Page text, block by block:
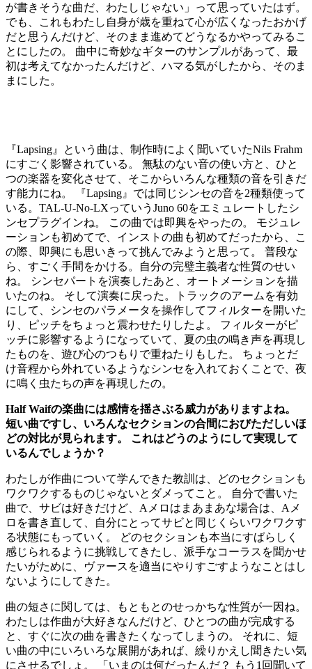
が書きそうな曲だ、わたしじゃない」って思っていたはず。
でも、これもわたし自身が歳を重ねて心が広くなったおかげ
だと思うんだけど、そのまま進めてどうなるかやってみるこ
とにしたの。 曲中に奇妙なギターのサンプルがあって、最
初は考えてなかったんだけど、ハマる気がしたから、そのま
まにした。
『Lapsing』という曲は、制作時によく聞いていたNils Frahm
にすごく影響されている。 無駄のない音の使い方と、ひと
つの楽器を変化させて、そこからいろんな種類の音を引きだ
す能力にね。 『Lapsing』では同じシンセの音を2種類使って
いる。TAL-U-No-LXっていうJuno 60をエミュレートしたシ
ンセプラグインね。 この曲では即興をやったの。 モジュレ
ーションも初めてで、インストの曲も初めてだったから、こ
の際、即興にも思いきって挑んでみようと思って。 普段な
ら、すごく手間をかける。自分の完璧主義者な性質のせい
ね。 シンセパートを演奏したあと、オートメーションを描
いたのね。 そして演奏に戻った。トラックのアームを有効
にして、シンセのパラメータを操作してフィルターを開いた
り、ピッチをちょっと震わせたりしたよ。 フィルターがピ
ッチに影響するようになっていて、夏の虫の鳴き声を再現し
たものを、遊び心のつもりで重ねたりもした。 ちょっとだ
け音程から外れているようなシンセを入れておくことで、夜
に鳴く虫たちの声を再現したの。
Half Waifの楽曲には感情を揺さぶる威力がありますよね。
短い曲ですし、いろんなセクションの合間におびただしいほ
どの対比が見られます。 これはどうのようにして実現して
いるんでしょうか？
わたしが作曲について学んできた教訓は、どのセクションも
ワクワクするものじゃないとダメってこと。 自分で書いた
曲で、サビは好きだけど、Aメロはまあまあな場合は、Aメ
ロを書き直して、自分にとってサビと同じくらいワクワクす
る状態にもっていく。 どのセクションも本当にすばらしく
感じられるように挑戦してきたし、派手なコーラスを聞かせ
たいがために、ヴァースを適当にやりすごすようなことはし
ないようにしてきた。
曲の短さに関しては、もともとのせっかちな性質が一因ね。
わたしは作曲が大好きなんだけど、ひとつの曲が完成する
と、すぐに次の曲を書きたくなってしまうの。 それに、短
い曲の中にいろいろな展開があれば、繰りかえし聞きたい気
にさせるでしょ。 「いまのは何だったんだ？ もう1回聞いて